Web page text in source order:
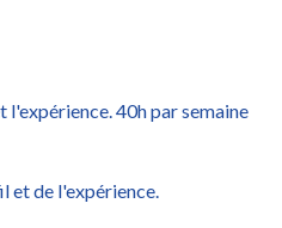
40h par semaine
et de l'expérience.